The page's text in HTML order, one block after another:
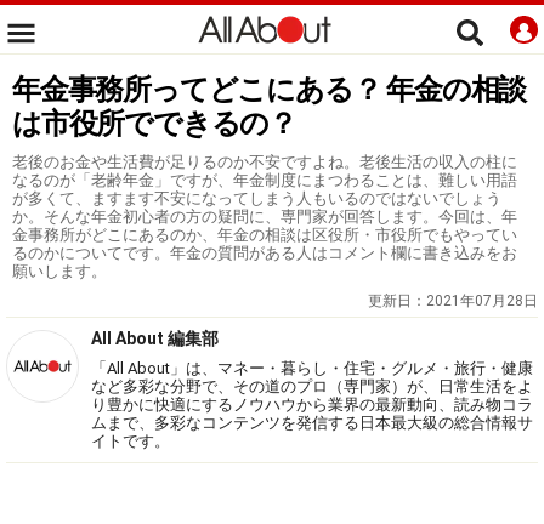
年金事務所ってどこにある？ 年金の相談
は市役所でできるの？
老後のお金や生活費が足りるのか不安ですよね。老後生活の収入の柱に
なるのが「老齢年金」ですが、年金制度にまつわることは、難しい用語
が多くて、ますます不安になってしまう人もいるのではないでしょう
か。そんな年金初心者の方の疑問に、専門家が回答します。今回は、年
金事務所がどこにあるのか、年金の相談は区役所・市役所でもやってい
るのかについてです。年金の質問がある人はコメント欄に書き込みをお
願いします。
更新日： 2021年07月28日
All About 編集部
「All About」は、マネー・暮らし・住宅・グルメ・旅行・健康
など多彩な分野で、その道のプロ（専門家）が、日常生活をよ
り豊かに快適にするノウハウから業界の最新動向、読み物コラ
ムまで、多彩なコンテンツを発信する日本最大級の総合情報サ
イトです。